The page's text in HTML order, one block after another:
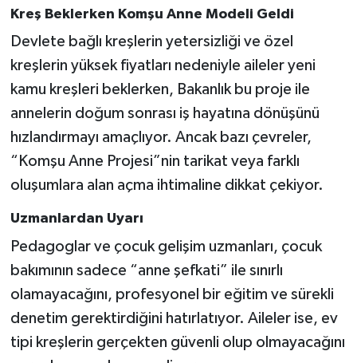
Kreş Beklerken Komşu Anne Modeli Geldi
Devlete bağlı kreşlerin yetersizliği ve özel
kreşlerin yüksek fiyatları nedeniyle aileler yeni
kamu kreşleri beklerken, Bakanlık bu proje ile
annelerin doğum sonrası iş hayatına dönüşünü
hızlandırmayı amaçlıyor. Ancak bazı çevreler,
“Komşu Anne Projesi”nin tarikat veya farklı
oluşumlara alan açma ihtimaline dikkat çekiyor.
Uzmanlardan Uyarı
Pedagoglar ve çocuk gelişim uzmanları, çocuk
bakımının sadece “anne şefkati” ile sınırlı
olamayacağını, profesyonel bir eğitim ve sürekli
denetim gerektirdiğini hatırlatıyor. Aileler ise, ev
tipi kreşlerin gerçekten güvenli olup olmayacağını